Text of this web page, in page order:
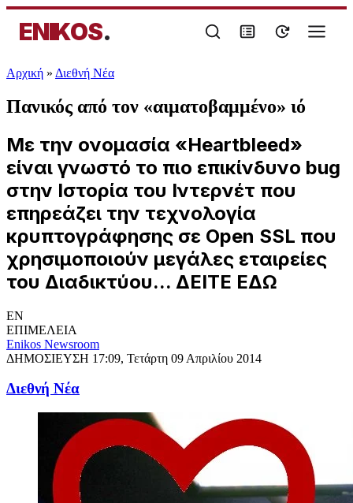
ENIKOS.
Αρχική » Διεθνή Νέα
Πανικός από τον «αιματοβαμμένο» ιό
Με την ονομασία «Heartbleed»
είναι γνωστό το πιο επικίνδυνο bug
στην Ιστορία του Ιντερνέτ που
επηρεάζει την τεχνολογία
κρυπτογράφησης σε Open SSL που
χρησιμοποιούν μεγάλες εταιρείες
του Διαδικτύου... ΔΕΙΤΕ ΕΔΩ
EN
ΕΠΙΜΕΛΕΙΑ
Enikos Newsroom
ΔΗΜΟΣΙΕΥΣΗ 17:09, Τετάρτη 09 Απριλίου 2014
Διεθνή Νέα